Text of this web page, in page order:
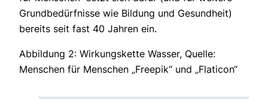
Grundbedürfnisse wie Bildung und Gesundheit)
bereits seit fast 40 Jahren ein.
Abbildung 2: Wirkungskette Wasser, Quelle:
Menschen für Menschen „Freepik“ und „Flaticon“